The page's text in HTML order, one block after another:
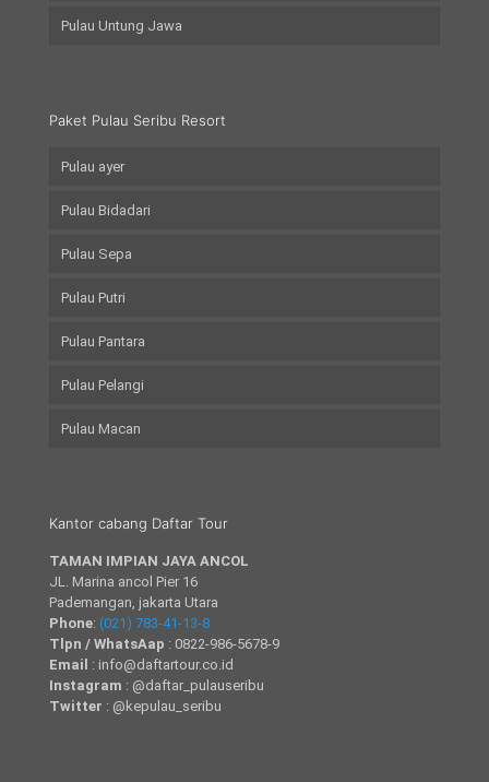
Pulau Untung Jawa
Paket Pulau Seribu Resort
Pulau ayer
Pulau Bidadari
Pulau Sepa
Pulau Putri
Pulau Pantara
Pulau Pelangi
Pulau Macan
Kantor cabang Daftar Tour
TAMAN IMPIAN JAYA ANCOL
JL. Marina ancol Pier 16
Pademangan, jakarta Utara
Phone: (021) 783-41-13-8
Tlpn / WhatsAap : 0822-986-5678-9
Email : info@daftartour.co.id
Instagram : @daftar_pulauseribu
Twitter : @kepulau_seribu